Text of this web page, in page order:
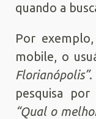
quando a
Por
mobile, o
Florianópolis”
pesquisa
“Qual o